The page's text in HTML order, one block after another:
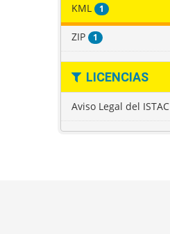
KML 1
ZIP 1
LICENCIAS
Aviso Legal del ISTAC